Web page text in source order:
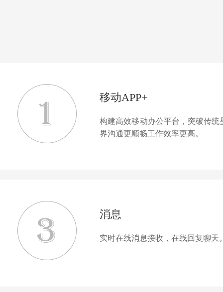
移动APP+
构建高效移动办公平台，突破传统
界沟通更顺畅工作效率更高。
消息
实时在线消息接收，在线回复聊天